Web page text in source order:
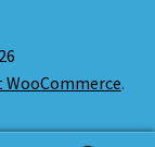
WooCommerce.